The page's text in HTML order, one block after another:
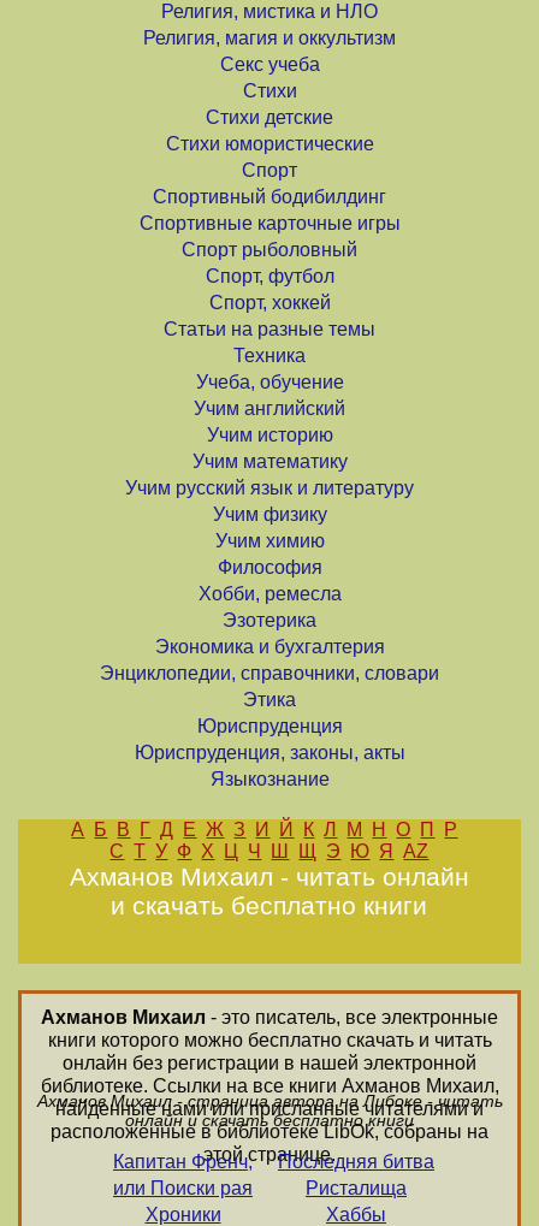
Религия, мистика и НЛО
Религия, магия и оккультизм
Секс учеба
Стихи
Стихи детские
Стихи юмористические
Спорт
Спортивный бодибилдинг
Спортивные карточные игры
Спорт рыболовный
Спорт, футбол
Спорт, хоккей
Статьи на разные темы
Техника
Учеба, обучение
Учим английский
Учим историю
Учим математику
Учим русский язык и литературу
Учим физику
Учим химию
Философия
Хобби, ремесла
Эзотерика
Экономика и бухгалтерия
Энциклопедии, справочники, словари
Этика
Юриспруденция
Юриспруденция, законы, акты
Языкознание
А Б В Г Д Е Ж З И Й К Л М Н О П
Р
С Т У Ф Х Ц Ч Ш Щ Э Ю Я AZ
Ахманов Михаил - читать онлайн
и скачать бесплатно книги
Ахманов Михаил - это писатель, все электронные
книги которого можно бесплатно скачать и читать
онлайн без регистрации в нашей электронной
библиотеке. Ссылки на все книги Ахманов Михаил,
найденные нами или присланные читателями и
расположенные в библиотеке LibOk, собраны на
этой странице.
Ахманов Михаил - страница автора на Либоке - читать
онлайн и скачать бесплатно книги
Капитан Френч,
или Поиски рая
Хроники
Последняя битва
Ристалища
Хаббы